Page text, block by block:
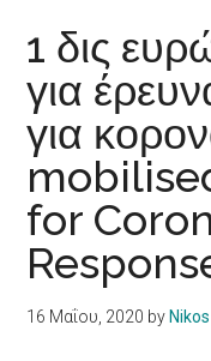
1 δις
για
για
for
16 Μαΐου, 2020 by